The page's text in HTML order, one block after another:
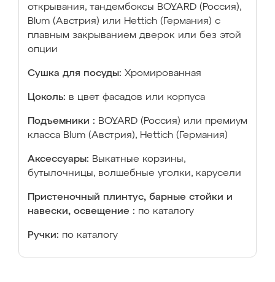
открывания, тандембоксы BOYARD (Россия),
Blum (Австрия) или Hettich (Германия) с
плавным закрыванием дверок или без этой
опции
Сушка для посуды: Хромированная
Цоколь: в цвет фасадов или корпуса
Подъемники : BOYARD (Россия) или премиум
класса Blum (Австрия), Hettich (Германия)
Аксессуары: Выкатные корзины,
бутылочницы, волшебные уголки, карусели
Пристеночный плинтус, барные стойки и
навески, освещение : по каталогу
Ручки: по каталогу